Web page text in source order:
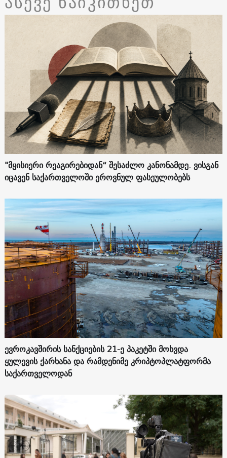
"მყისიერი რეაგირებიდან“ შესაძლო კანონამდე. ვისგან
იცავენ საქართველოში ეროვნულ ფასეულობებს
ევროკავშირის სანქციების 21-ე პაკეტში მოხვდა
ყულევის ქარხანა და რამდენიმე კრიპტოპლატფორმა
საქართველოდან